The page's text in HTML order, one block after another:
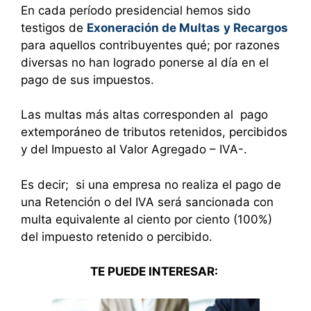
En cada período presidencial hemos sido
testigos de Exoneración de Multas y Recargos
para aquellos contribuyentes qué; por razones
diversas no han logrado ponerse al día en el
pago de sus impuestos.
Las multas más altas corresponden al pago
extemporáneo de tributos retenidos, percibidos
y del Impuesto al Valor Agregado – IVA-.
Es decir; si una empresa no realiza el pago de
una Retención o del IVA será sancionada con
multa equivalente al ciento por ciento (100%)
del impuesto retenido o percibido.
TE PUEDE INTERESAR: